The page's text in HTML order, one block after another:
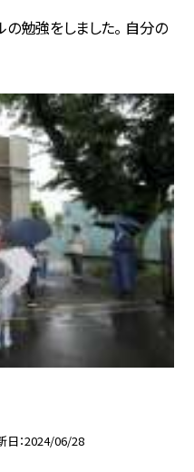
勉強をしました。 自分の
日 2024/06/28